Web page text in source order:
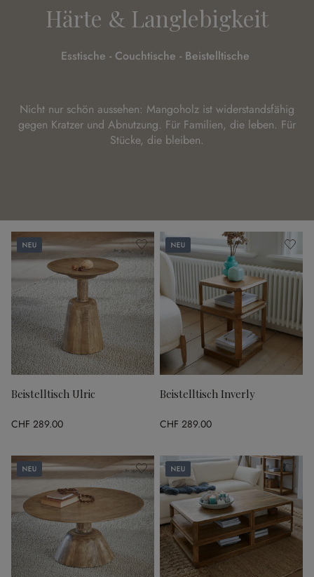
Härte & Langlebigkeit
Esstische - Couchtische - Beistelltische
Nicht nur schön aussehen: Mangoholz ist widerstandsfähig
gegen Kratzer und Abnutzung. Für Familien, die leben. Für
Stücke, die bleiben.
Neu
Beistelltisch Ulric
CHF 289.00
Neu
Beistelltisch Inverly
CHF 289.00
Neu Neu